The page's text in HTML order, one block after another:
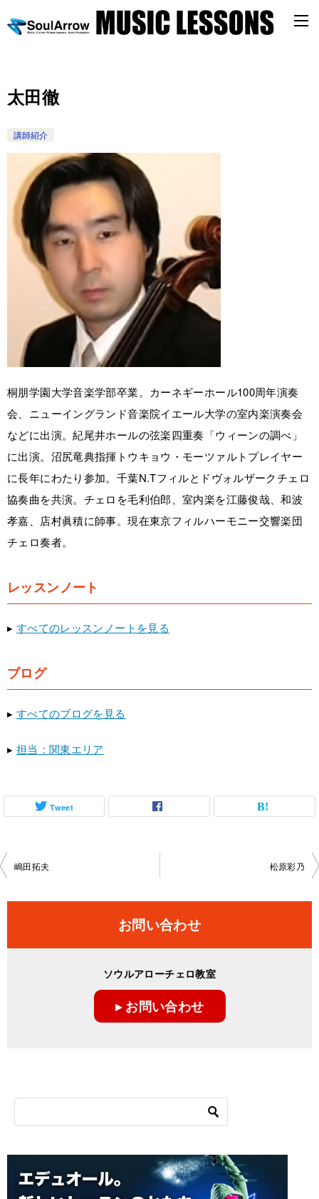
太田徹
講師紹介
桐朋学園大学音楽学部卒業。カーネギーホール100周年演奏
会、ニューイングランド音楽院イエール大学の室内楽演奏会
などに出演。紀尾井ホールの弦楽四重奏「ウィーンの調べ」
に出演。沼尻竜典指揮トウキョウ・モーツァルトプレイヤー
に長年にわたり参加。千葉N.Tフィルとドヴォルザークチェロ
協奏曲を共演。チェロを毛利伯郎、室内楽を江藤俊哉、和波
孝嘉、店村眞積に師事。現在東京フィルハーモニー交響楽団
チェロ奏者。
レッスンノート
▸ すべてのレッスンノートを見る
ブログ
▸ すべてのブログを見る
▸ 担当：関東エリア
Tweet
投
ビ
嶋田拓夫 松原彩乃
お問い合わせ
ソウルアローチェロ教室
▸ お問い合わせ